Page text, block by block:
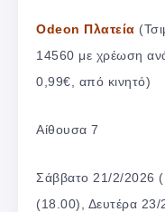
Odeon Πλατεία
14560 με χρέωση
0,99€, από κινητό)
Αίθουσα 7
Σάββατο 21/2/2026
(18.00), Δευτέρα